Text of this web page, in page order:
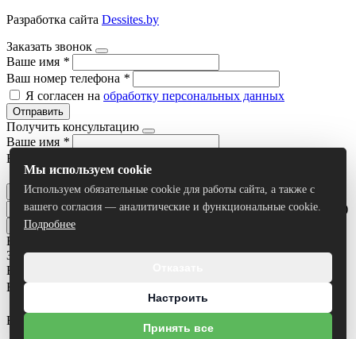
Разработка сайта Dessites.by
Заказать звонок
Ваше имя *
Ваш номер телефона *
Я согласен на обработку персональных данных
Отправить
Получить консультацию
Ваше имя *
Ваш номер телефона
Я согласен наобработку персональных данных
Отправить
Умный поиск(тестовый режим)
Все результаты
Задать вопрос
Ваше имя
Ваш номер телефона
Ваш вопрос
обработку персональных данных
Мы используем cookie
Используем обязательные cookie для работы сайта, а также с
вашего согласия — аналитические и функциональные cookie.
Подробнее
Настроить
Принять все